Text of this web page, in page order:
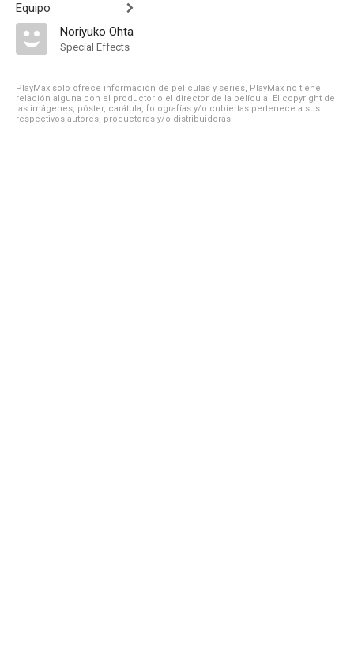
Equipo
Noriyuko Ohta
Special Effects
PlayMax solo ofrece información de películas y series, PlayMax no tiene
relación alguna con el productor o el director de la película. El copyright de
las imágenes, póster, carátula, fotografías y/o cubiertas pertenece a sus
respectivos autores, productoras y/o distribuidoras.